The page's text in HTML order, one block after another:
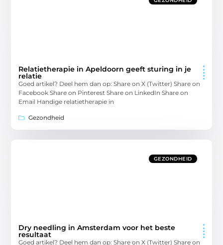
Relatietherapie in Apeldoorn geeft sturing in je
relatie
Goed artikel? Deel hem dan op: Share on X (Twitter) Share on
Facebook Share on Pinterest Share on LinkedIn Share on
Email Handige relatietherapie in
Gezondheid
GEZONDHEID
Dry needling in Amsterdam voor het beste
resultaat
Goed artikel? Deel hem dan op: Share on X (Twitter) Share on